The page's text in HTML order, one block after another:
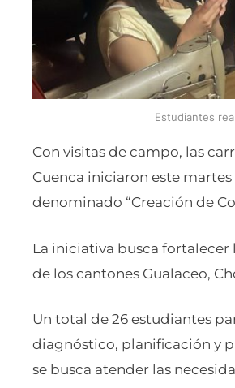
Estudiantes
Con visitas de campo, las
Cuenca iniciaron este
denominado “Creación de
La iniciativa busca
de los cantones Gualaceo,
Un total de 26 estudiantes
diagnóstico, planificación y
se busca atender las